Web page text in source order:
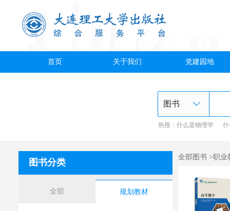
首页 关于我们 党建园地
热搜： 什么是物理学 什
图书分类
全部 规划教材
全部图书 >职业